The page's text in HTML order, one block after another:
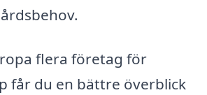
flera företag för
får du en bättre överblick